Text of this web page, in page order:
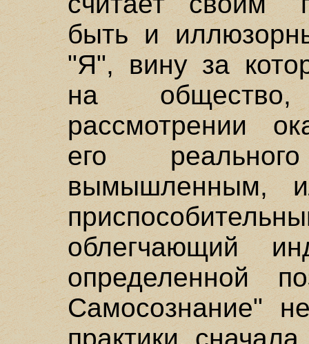
быть и
"Я", вину за
на
рассмотрении
его
вымышленным,
облегчающий
определенной
Самосознание"